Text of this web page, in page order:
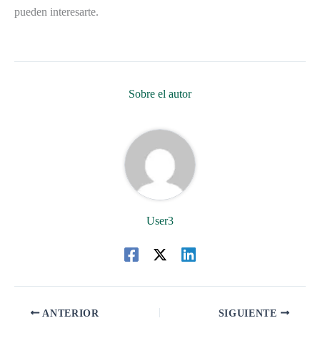
pueden interesarte.
Sobre el autor
User3
ANTERIOR SIGUIENTE